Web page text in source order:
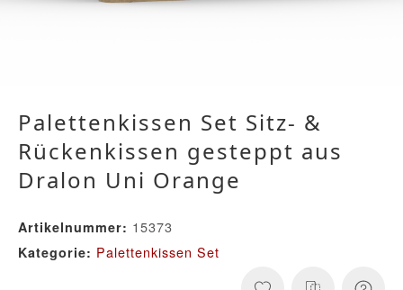
Palettenkissen Set Sitz- &
Rückenkissen gesteppt aus
Dralon Uni Orange
Artikelnummer: 15373
Kategorie: Palettenkissen Set